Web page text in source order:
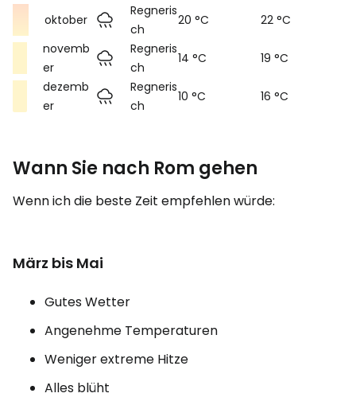
oktober
Regneris
ch
20 °C
22 °C
novemb
er
Regneris
ch
14 °C
19 °C
dezemb
er
Regneris
ch
10 °C 16 °C
Wann Sie nach Rom gehen
Wenn ich die beste Zeit empfehlen würde:
März bis Mai
Gutes Wetter
Angenehme Temperaturen
Weniger extreme Hitze
Alles blüht